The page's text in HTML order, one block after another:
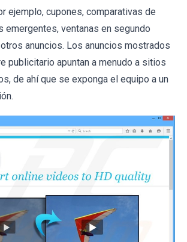
ejemplo, cupones, comparativas de
emergentes, ventanas en segundo
anuncios. Los anuncios mostrados
publicitario apuntan a menudo a sitios
de ahí que se exponga el equipo a un